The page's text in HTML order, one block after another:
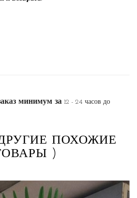
минимум за 12 - 24 часов до
ПОХОЖИЕ
)